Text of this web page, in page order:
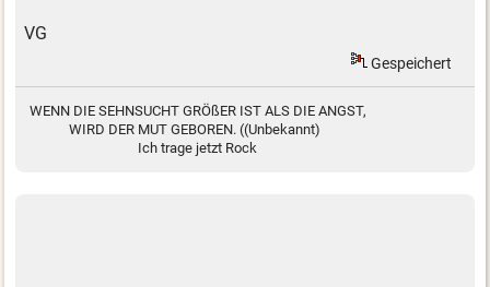
VG
Gespeichert
WENN DIE SEHNSUCHT GRÖßER IST ALS DIE ANGST,
WIRD DER MUT GEBOREN. ((Unbekannt)
Ich trage jetzt Rock